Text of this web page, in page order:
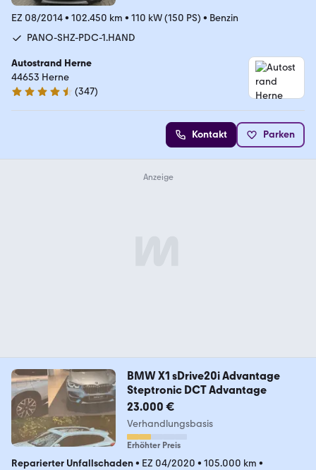
EZ 08/2014• 102.450 km • 110 kW (150 PS) • Benzin
PANO-SHZ-PDC-1.HAND
Autostrand Herne
44653 Herne
4.5 Sterne
(347)
Kontakt Parken
BMW X1 sDrive20i Advantage
Steptronic DCT Advantage
23.000 €
Verhandlungsbasis
Erhöhter Preis
Reparierter Unfallschaden• EZ 04/2020 • 105.000 km •